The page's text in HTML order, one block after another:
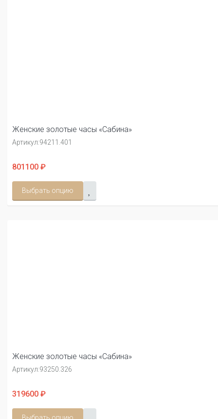
Женские золотые часы «Сабина»
Артикул:94211.401
801100 ₽
Выбрать опцию
Женские золотые часы «Сабина»
Артикул:93250.326
319600 ₽